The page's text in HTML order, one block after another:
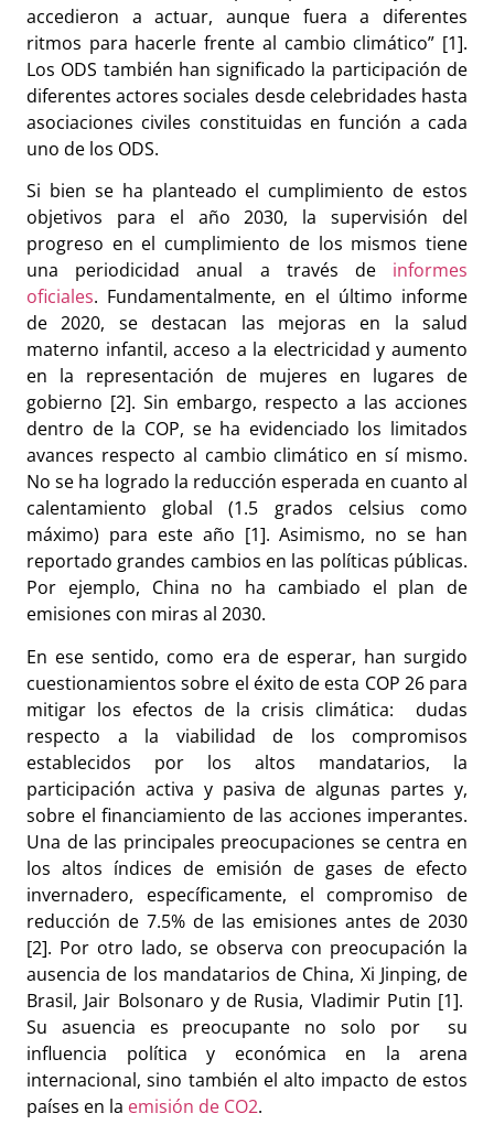
accedieron a actuar, aunque fuera a diferentes
ritmos para hacerle frente al cambio climático” [1].
Los ODS también han significado la participación de
diferentes actores sociales desde celebridades hasta
asociaciones civiles constituidas en función a cada
uno de los ODS.
Si bien se ha planteado el cumplimiento de estos
objetivos para el año 2030, la supervisión del
progreso en el cumplimiento de los mismos tiene
una periodicidad anual a través de informes
oficiales. Fundamentalmente, en el último informe
de 2020, se destacan las mejoras en la salud
materno infantil, acceso a la electricidad y aumento
en la representación de mujeres en lugares de
gobierno [2]. Sin embargo, respecto a las acciones
dentro de la COP, se ha evidenciado los limitados
avances respecto al cambio climático en sí mismo.
No se ha logrado la reducción esperada en cuanto al
calentamiento global (1.5 grados celsius como
máximo) para este año [1]. Asimismo, no se han
reportado grandes cambios en las políticas públicas.
Por ejemplo, China no ha cambiado el plan de
emisiones con miras al 2030.
En ese sentido, como era de esperar, han surgido
cuestionamientos sobre el éxito de esta COP 26 para
mitigar los efectos de la crisis climática: dudas
respecto a la viabilidad de los compromisos
establecidos por los altos mandatarios, la
participación activa y pasiva de algunas partes y,
sobre el financiamiento de las acciones imperantes.
Una de las principales preocupaciones se centra en
los altos índices de emisión de gases de efecto
invernadero, específicamente, el compromiso de
reducción de 7.5% de las emisiones antes de 2030
[2]. Por otro lado, se observa con preocupación la
ausencia de los mandatarios de China, Xi Jinping, de
Brasil, Jair Bolsonaro y de Rusia, Vladimir Putin [1].
Su asuencia es preocupante no solo por su
influencia política y económica en la arena
internacional, sino también el alto impacto de estos
países en la emisión de CO2.